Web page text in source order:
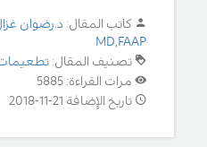
كاتب المقال: د.رضوان
MD,FAAP
تصنيف المقال:تطعيمات
مرات القراءة: 5885
تاريخ الإضافة 21-11-2018